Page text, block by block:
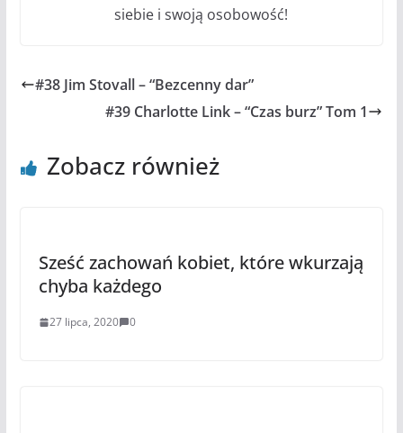
#38 Jim Stovall – “Bezcenny dar”
#39 Charlotte Link – “Czas burz” Tom 1
Zobacz również
Sześć zachowań kobiet, które wkurzają
chyba każdego
27 lipca, 2020 0